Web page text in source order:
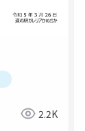
2.2K